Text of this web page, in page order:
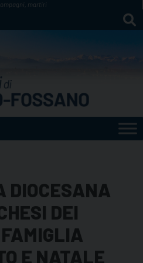
martiri
DIOCESANA
DEI
E NATALE